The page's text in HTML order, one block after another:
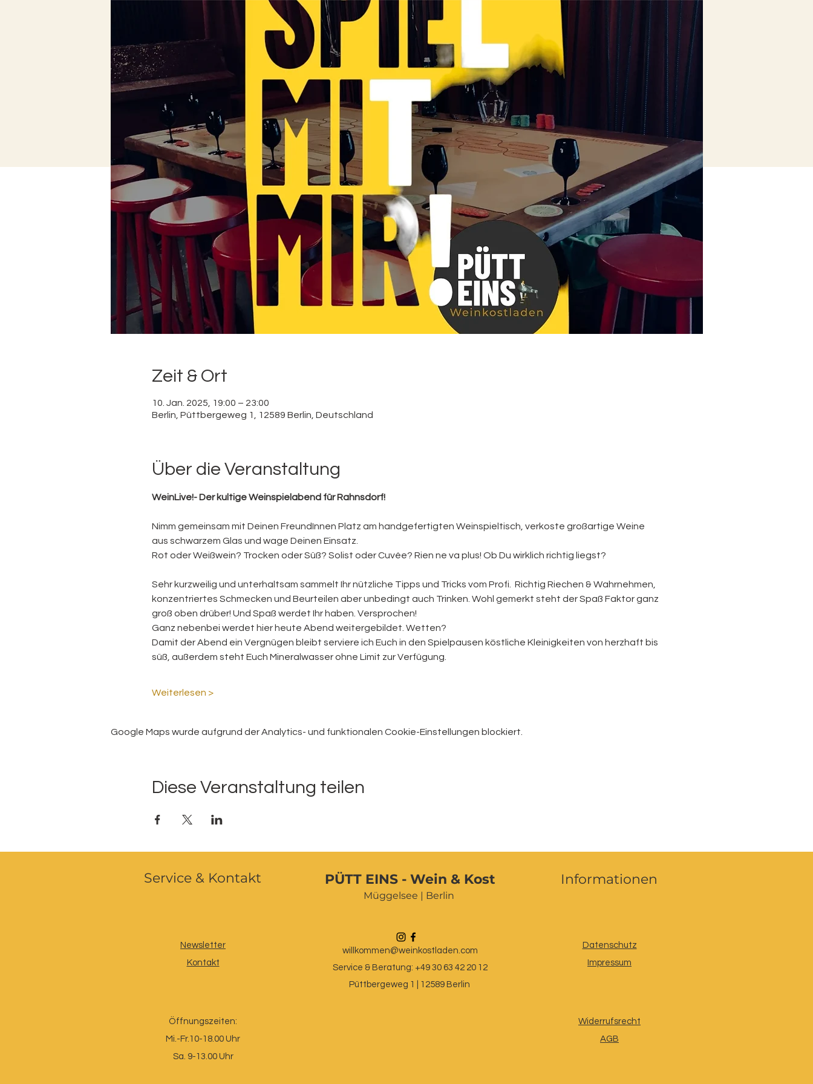
Zeit & Ort
10. Jan. 2025, 19:00 – 23:00
Berlin, Püttbergeweg 1, 12589 Berlin, Deutschland
Über die Veranstaltung
WeinLive!- Der kultige Weinspielabend für Rahnsdorf!
Nimm gemeinsam mit Deinen FreundInnen Platz am handgefertigten Weinspieltisch, verkoste großartige Weine
aus schwarzem Glas und wage Deinen Einsatz.
Rot oder Weißwein? Trocken oder Süß? Solist oder Cuvée? Rien ne va plus! Ob Du wirklich richtig liegst?
Sehr kurzweilig und unterhaltsam sammelt Ihr nützliche Tipps und Tricks vom Profi.  Richtig Riechen & Wahrnehmen,
konzentriertes Schmecken und Beurteilen aber unbedingt auch Trinken. Wohl gemerkt steht der Spaß Faktor ganz
groß oben drüber! Und Spaß werdet Ihr haben. Versprochen!
Ganz nebenbei werdet hier heute Abend weitergebildet. Wetten?
Damit der Abend ein Vergnügen bleibt serviere ich Euch in den Spielpausen köstliche Kleinigkeiten von herzhaft bis
süß, außerdem steht Euch Mineralwasser ohne Limit zur Verfügung.
Weiterlesen >
Google Maps wurde aufgrund der Analytics- und funktionalen Cookie-Einstellungen blockiert.
Diese Veranstaltung teilen
Service & Kontakt PÜTT EINS - Wein & Kost Informationen
Müggelsee | Berlin
Newsletter
Kontakt
Öffnungszeiten:
Mi.-Fr.10-18.00 Uhr
Sa. 9-13.00 Uhr
willkommen@weinkostladen.com
Service & Beratung: +49 30 63 42 20 12
Püttbergeweg 1 | 12589 Berlin
Datenschutz
Impressum
Widerrufsrecht
AGB